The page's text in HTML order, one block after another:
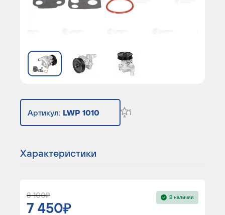
Артикул: LWP 1010
Характеристики
8 100
7 450
В наличии